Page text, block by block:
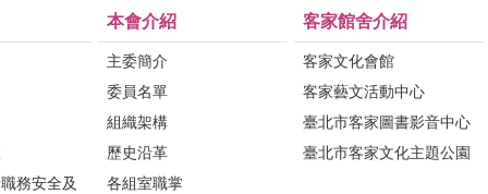
務安全及
本會介紹
主委簡介
委員名單
組織架構
歷史沿革
各組室職掌
客家館舍介紹
客家文化會館
客家藝文活動中心
臺北市客家圖書影音中心
臺北市客家文化主題公園